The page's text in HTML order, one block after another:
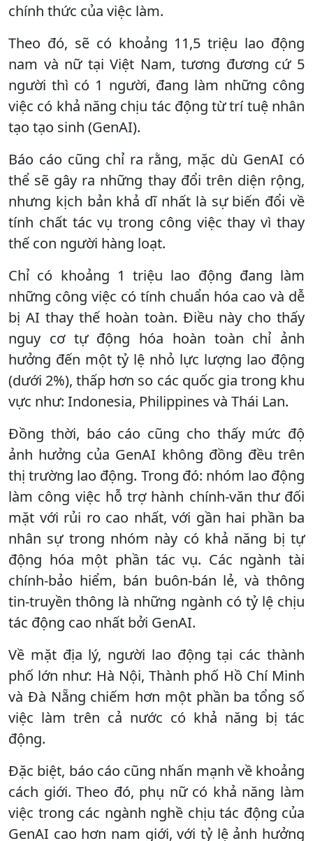
chính thức của việc làm.
Theo đó, sẽ có khoảng 11,5 triệu lao động
nam và nữ tại Việt Nam, tương đương cứ 5
người thì có 1 người, đang làm những công
việc có khả năng chịu tác động từ trí tuệ nhân
tạo tạo sinh (GenAI).
Báo cáo cũng chỉ ra rằng, mặc dù GenAI có
thể sẽ gây ra những thay đổi trên diện rộng,
nhưng kịch bản khả dĩ nhất là sự biến đổi về
tính chất tác vụ trong công việc thay vì thay
thế con người hàng loạt.
Chỉ có khoảng 1 triệu lao động đang làm
những công việc có tính chuẩn hóa cao và dễ
bị AI thay thế hoàn toàn. Điều này cho thấy
nguy cơ tự động hóa hoàn toàn chỉ ảnh
hưởng đến một tỷ lệ nhỏ lực lượng lao động
(dưới 2%), thấp hơn so các quốc gia trong khu
vực như: Indonesia, Philippines và Thái Lan.
Đồng thời, báo cáo cũng cho thấy mức độ
ảnh hưởng của GenAI không đồng đều trên
thị trường lao động. Trong đó: nhóm lao động
làm công việc hỗ trợ hành chính-văn thư đối
mặt với rủi ro cao nhất, với gần hai phần ba
nhân sự trong nhóm này có khả năng bị tự
động hóa một phần tác vụ. Các ngành tài
chính-bảo hiểm, bán buôn-bán lẻ, và thông
tin-truyền thông là những ngành có tỷ lệ chịu
tác động cao nhất bởi GenAI.
Về mặt địa lý, người lao động tại các thành
phố lớn như: Hà Nội, Thành phố Hồ Chí Minh
và Đà Nẵng chiếm hơn một phần ba tổng số
việc làm trên cả nước có khả năng bị tác
động.
Đặc biệt, báo cáo cũng nhấn mạnh về khoảng
cách giới. Theo đó, phụ nữ có khả năng làm
việc trong các ngành nghề chịu tác động của
GenAI cao hơn nam giới, với tỷ lệ ảnh hưởng